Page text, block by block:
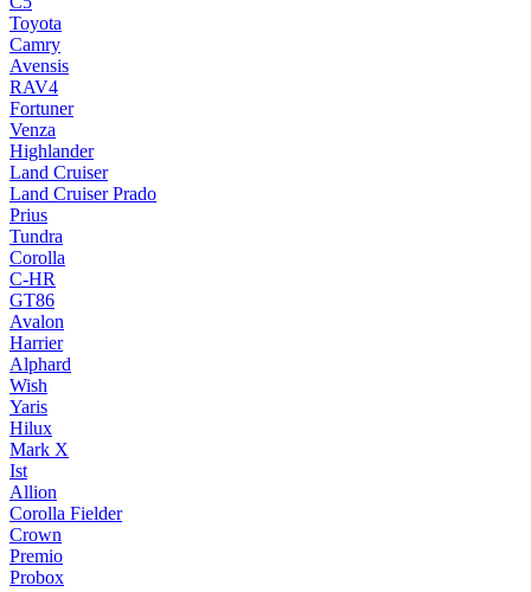
Toyota
Camry
Avensis
RAV4
Fortuner
Venza
Highlander
Land Cruiser
Land Cruiser Prado
Prius
Tundra
Corolla
C-HR
GT86
Avalon
Harrier
Alphard
Wish
Yaris
Hilux
Mark X
Ist
Allion
Corolla Fielder
Crown
Premio
Probox